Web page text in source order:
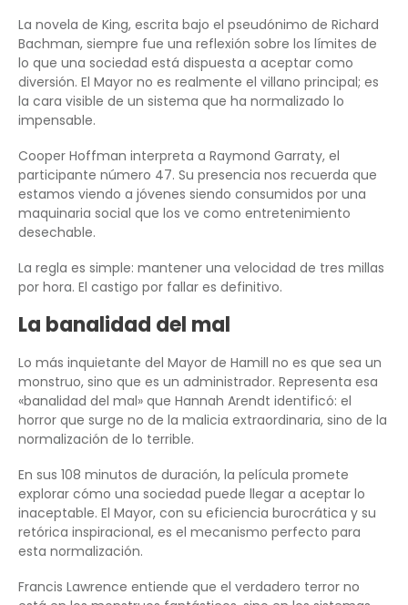
La novela de King, escrita bajo el pseudónimo de Richard
Bachman, siempre fue una reflexión sobre los límites de
lo que una sociedad está dispuesta a aceptar como
diversión. El Mayor no es realmente el villano principal; es
la cara visible de un sistema que ha normalizado lo
impensable.
Cooper Hoffman interpreta a Raymond Garraty, el
participante número 47. Su presencia nos recuerda que
estamos viendo a jóvenes siendo consumidos por una
maquinaria social que los ve como entretenimiento
desechable.
La regla es simple: mantener una velocidad de tres millas
por hora. El castigo por fallar es definitivo.
La banalidad del mal
Lo más inquietante del Mayor de Hamill no es que sea un
monstruo, sino que es un administrador. Representa esa
«banalidad del mal» que Hannah Arendt identificó: el
horror que surge no de la malicia extraordinaria, sino de la
normalización de lo terrible.
En sus 108 minutos de duración, la película promete
explorar cómo una sociedad puede llegar a aceptar lo
inaceptable. El Mayor, con su eficiencia burocrática y su
retórica inspiracional, es el mecanismo perfecto para
esta normalización.
Francis Lawrence entiende que el verdadero terror no